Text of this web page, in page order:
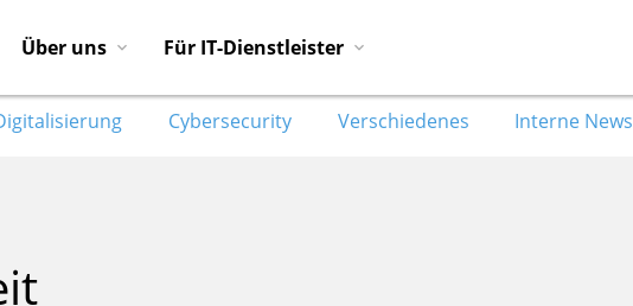
Über uns Für IT-Dienstleister
Cybersecurity Verschiedenes Interne News